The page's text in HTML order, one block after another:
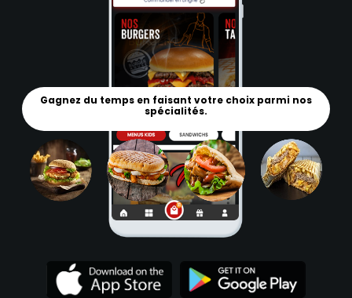
Gagnez du temps en faisant votre choix parmi nos
spécialités.